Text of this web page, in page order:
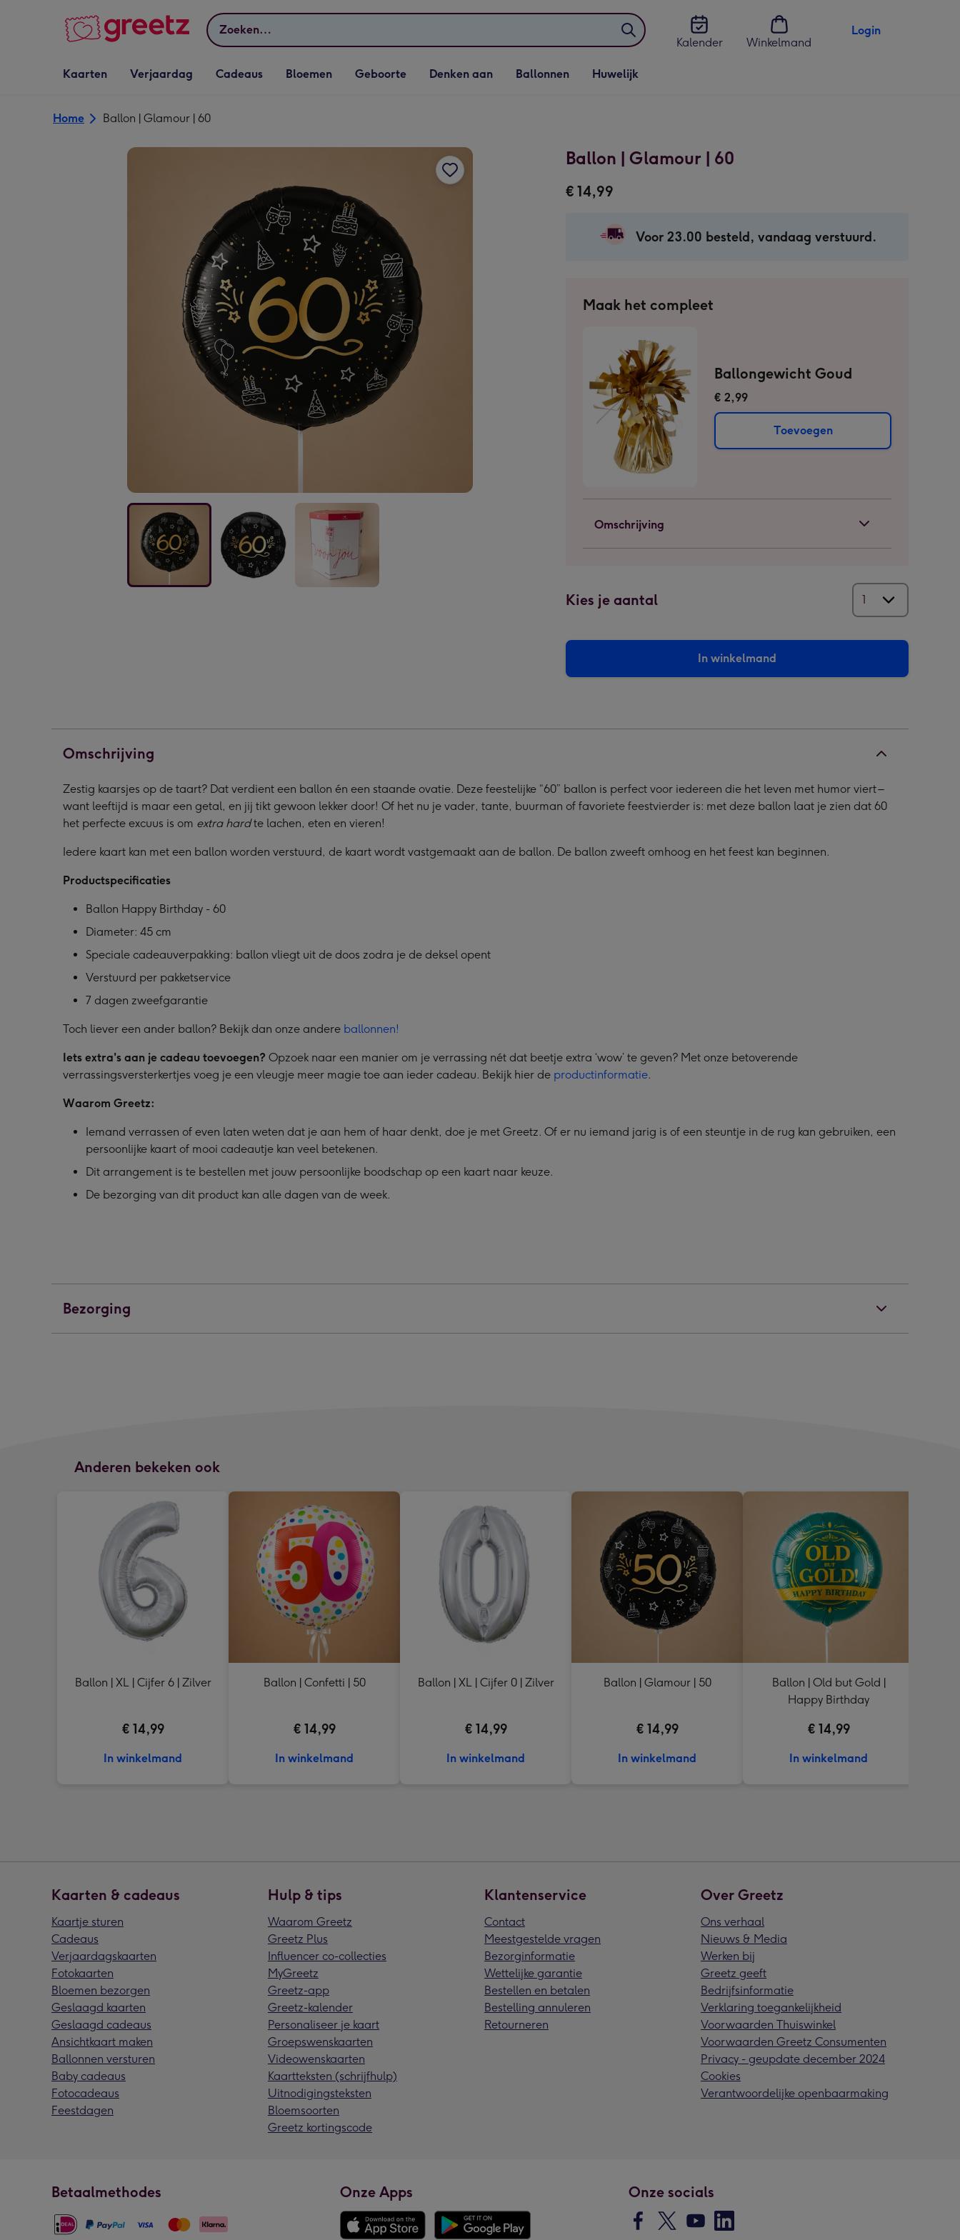
Zoeken
Kalender
Winkelmand
Login
Vervolgkeuzelijst
Kaarten openen
Kaarten
Vervolgkeuzelijst
Verjaardag openen
Verjaardag
Vervolgkeuzelijst
Cadeaus openen
Cadeaus
Vervolgkeuzelijst
Bloemen openen
Bloemen
Vervolgkeuzelijst
Geboorte openen
Geboorte
Vervolgkeuzelijst
Denken aan openen
Denken aan
Vervolgkeuzelijst
Ballonnen openen
Ballonnen
Vervolgkeuzelijst
Huwelijk openen
Huwelijk
Home Ballon | Glamour | 60
Ballon | Glamour | 60
€ 14,99
Voor 23.00 besteld, vandaag verstuurd.
Maak het compleet
Ballongewicht Goud
€ 2,99
Toevoegen
Omschrijving
Kies je aantal
In winkelmand
Omschrijving
Zestig kaarsjes op de taart? Dat verdient een ballon én een staande ovatie. Deze feestelijke “60” ballon is perfect voor iedereen die het leven met humor viert –
want leeftijd is maar een getal, en jij tikt gewoon lekker door! Of het nu je vader, tante, buurman of favoriete feestvierder is: met deze ballon laat je zien dat 60
het perfecte excuus is om extra hardte lachen, eten en vieren!
Iedere kaart kan met een ballon worden verstuurd, de kaart wordt vastgemaakt aan de ballon. De ballon zweeft omhoog en het feest kan beginnen.
Productspecificaties
Ballon Happy Birthday - 60
Diameter: 45 cm
Speciale cadeauverpakking: ballon vliegt uit de doos zodra je de deksel opent
Verstuurd per pakketservice
7 dagen zweefgarantie
Toch liever een ander ballon? Bekijk dan onze andere ballonnen!
Iets extra's aan je cadeau toevoegen? Opzoek naar een manier om je verrassing nét dat beetje extra ‘wow’ te geven? Met onze betoverende
verrassingsversterkertjes voeg je een vleugje meer magie toe aan ieder cadeau. Bekijk hier de productinformatie.
Waarom Greetz:
Iemand verrassen of even laten weten dat je aan hem of haar denkt, doe je met Greetz. Of er nu iemand jarig is of een steuntje in de rug kan gebruiken, een
persoonlijke kaart of mooi cadeautje kan veel betekenen.
Dit arrangement is te bestellen met jouw persoonlijke boodschap op een kaart naar keuze.
De bezorging van dit product kan alle dagen van de week.
Bezorging
Anderen bekeken ook
Ballon | XL | Cijfer 6 | Zilver
€ 14,99
In winkelmand
Ballon | Confetti | 50
€ 14,99
In winkelmand
Ballon | XL | Cijfer 0 | Zilver
€ 14,99
In winkelmand
Ballon | Glamour | 50
€ 14,99
In winkelmand
Ballon | Old but Gold |
Happy Birthday
€ 14,99
In winkelmand
Kaarten & cadeaus
Kaartje sturen
Cadeaus
Verjaardagskaarten
Fotokaarten
Bloemen bezorgen
Geslaagd kaarten
Geslaagd cadeaus
Ansichtkaart maken
Ballonnen versturen
Baby cadeaus
Fotocadeaus
Feestdagen
Hulp & tips
Waarom Greetz
Greetz Plus
Influencer co-collecties
MyGreetz
Greetz-app
Greetz-kalender
Personaliseer je kaart
Groepswenskaarten
Videowenskaarten
Kaartteksten (schrijfhulp)
Uitnodigingsteksten
Bloemsoorten
Greetz kortingscode
Klantenservice
Contact
Meestgestelde vragen
Bezorginformatie
Wettelijke garantie
Bestellen en betalen
Bestelling annuleren
Retourneren
Over Greetz
Ons verhaal
Nieuws & Media
Werken bij
Greetz geeft
Bedrijfsinformatie
Verklaring toegankelijkheid
Voorwaarden Thuiswinkel
Voorwaarden Greetz Consumenten
Privacy - geupdate december 2024
Cookies
Verantwoordelijke openbaarmaking
Betaalmethodes Onze Apps Onze socials